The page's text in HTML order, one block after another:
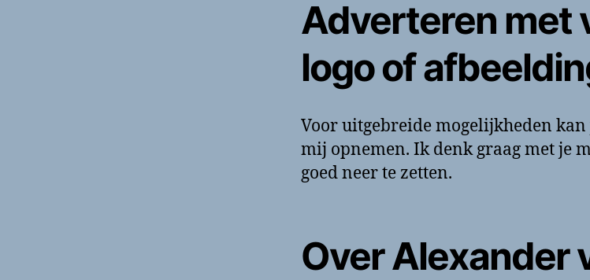
Adverteren met
logo of
Voor uitgebreide mogelijkheden
mij opnemen. Ik denk graag met je
goed neer te zetten.
Over Alexander